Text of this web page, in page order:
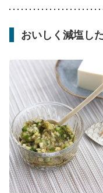
おいしく減塩し